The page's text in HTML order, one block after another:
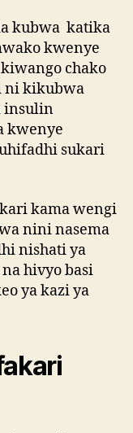
kubwa katika
kwenye
chako
ni kikubwa
insulin
kwenye
sukari
kama wengi
nini nasema
nishati ya
hivyo basi
ya kazi ya